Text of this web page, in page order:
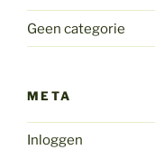
Geen categorie
META
Inloggen